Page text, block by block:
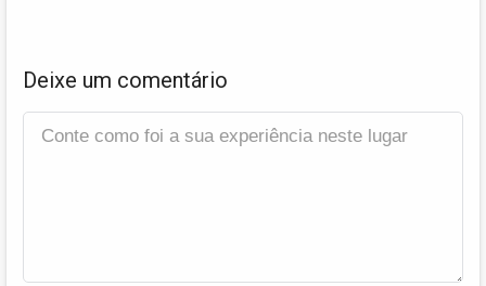
Deixe um comentário